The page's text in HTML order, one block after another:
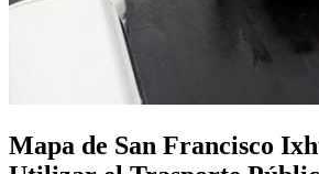
Mapa de San Francisco